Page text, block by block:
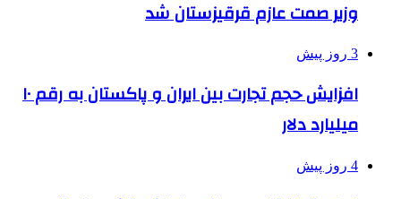
وزیر صمت عازم قرقیزستان شد
3 روز پیش
افزایش حجم تجارت بین ایران و پاکستان به رقم ۱۰
میلیارد دلار
4 روز پیش